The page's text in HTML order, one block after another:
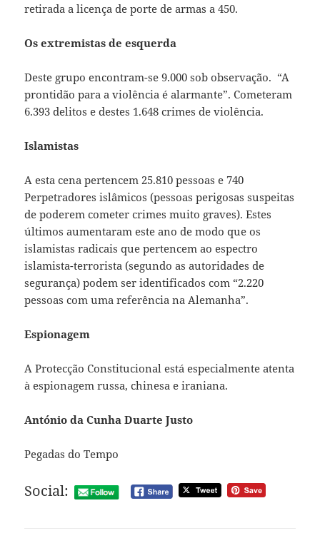
retirada a licença de porte de armas a 450.
Os extremistas de esquerda
Deste grupo encontram-se 9.000 sob observação. “A
prontidão para a violência é alarmante”. Cometeram
6.393 delitos e destes 1.648 crimes de violência.
Islamistas
A esta cena pertencem 25.810 pessoas e 740
Perpetradores islâmicos (pessoas perigosas suspeitas
de poderem cometer crimes muito graves). Estes
últimos aumentaram este ano de modo que os
islamistas radicais que pertencem ao espectro
islamista-terrorista (segundo as autoridades de
segurança) podem ser identificados com “2.220
pessoas com uma referência na Alemanha”.
Espionagem
A Protecção Constitucional está especialmente atenta
à espionagem russa, chinesa e iraniana.
António da Cunha Duarte Justo
Pegadas do Tempo
Social: